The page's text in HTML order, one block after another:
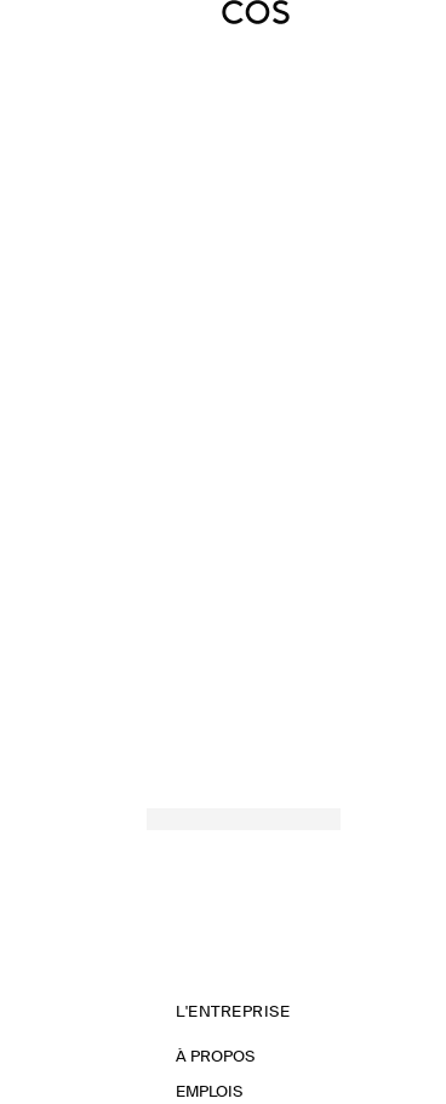
L'ENTREPRISE
À PROPOS
EMPLOIS